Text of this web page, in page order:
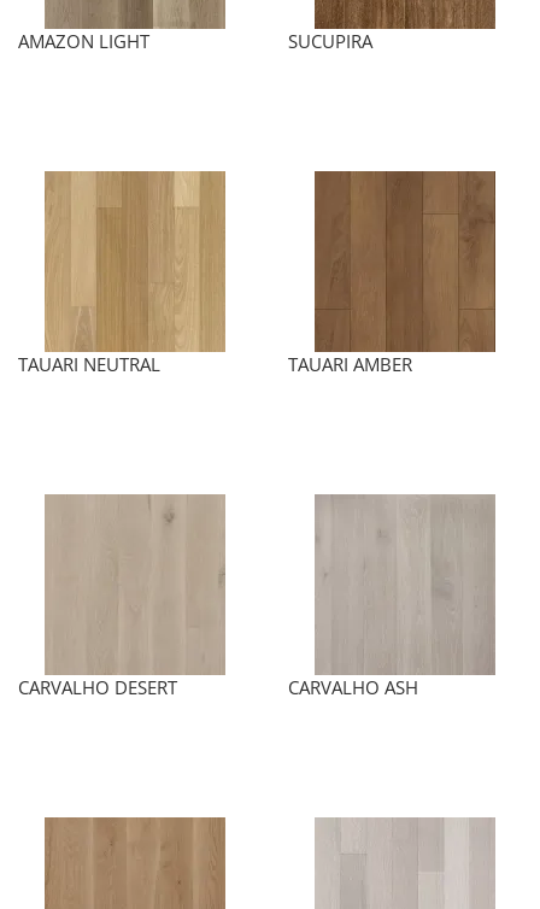
AMAZON LIGHT SUCUPIRA
TAUARI NEUTRAL TAUARI AMBER
CARVALHO DESERT CARVALHO ASH